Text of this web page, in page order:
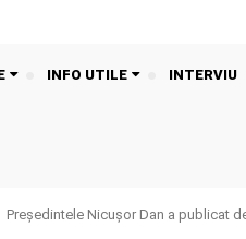
INFO UTILE INTERVIU
Președintele Nicușor Dan a publicat